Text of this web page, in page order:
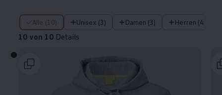
Alle (10) Unisex (3) Damen (3) Herren (4)
10 von 10 Details
10 von 10 Details